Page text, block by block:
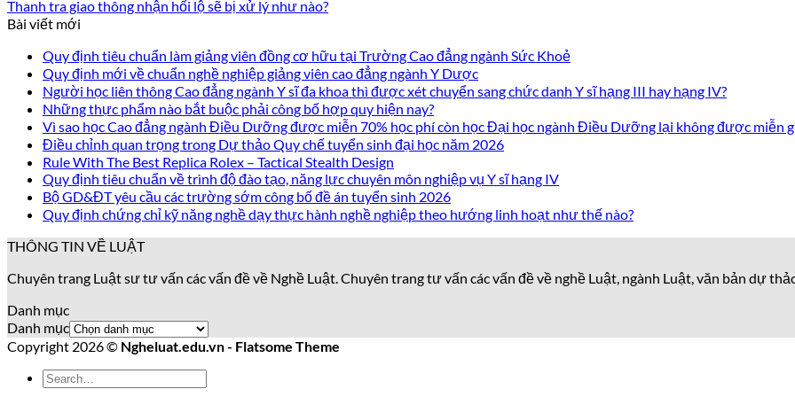
Thanh tra giao thông nhận hối lộ sẽ bị xử lý như nào?
Bài viết mới
Quy định tiêu chuẩn làm giảng viên đồng cơ hữu tại Trường Cao đẳng ngành Sức Khoẻ
Quy định mới về chuẩn nghề nghiệp giảng viên cao đẳng ngành Y Dược
Người học liên thông Cao đẳng ngành Y sĩ đa khoa thì được xét chuyển sang chức danh Y sĩ hạng III hay hạng IV?
Những thực phẩm nào bắt buộc phải công bố hợp quy hiện nay?
Vì sao học Cao đẳng ngành Điều Dưỡng được miễn 70% học phí còn học Đại học ngành Điều Dưỡng lại không được miễn
Điều chỉnh quan trọng trong Dự thảo Quy chế tuyển sinh đại học năm 2026
Rule With The Best Replica Rolex – Tactical Stealth Design
Quy định tiêu chuẩn về trình độ đào tạo, năng lực chuyên môn nghiệp vụ Y sĩ hạng IV
Bộ GD&ĐT yêu cầu các trường sớm công bố đề án tuyển sinh 2026
Quy định chứng chỉ kỹ năng nghề dạy thực hành nghề nghiệp theo hướng linh hoạt như thế nào?
THÔNG TIN VỀ LUẬT
Chuyên trang Luật sư tư vấn các vấn đề về Nghề Luật. Chuyên trang tư vấn các vấn đề về nghề Luật, ngành Luật, văn bản dự
Danh mục
Danh mục
Copyright 2026 © Ngheluat.edu.vn - Flatsome Theme